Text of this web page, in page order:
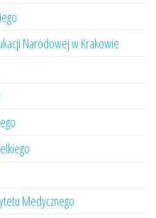
Narodowej w Krakowie
Medycznego